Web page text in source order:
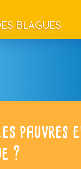
BLAGUES
pauvres
?